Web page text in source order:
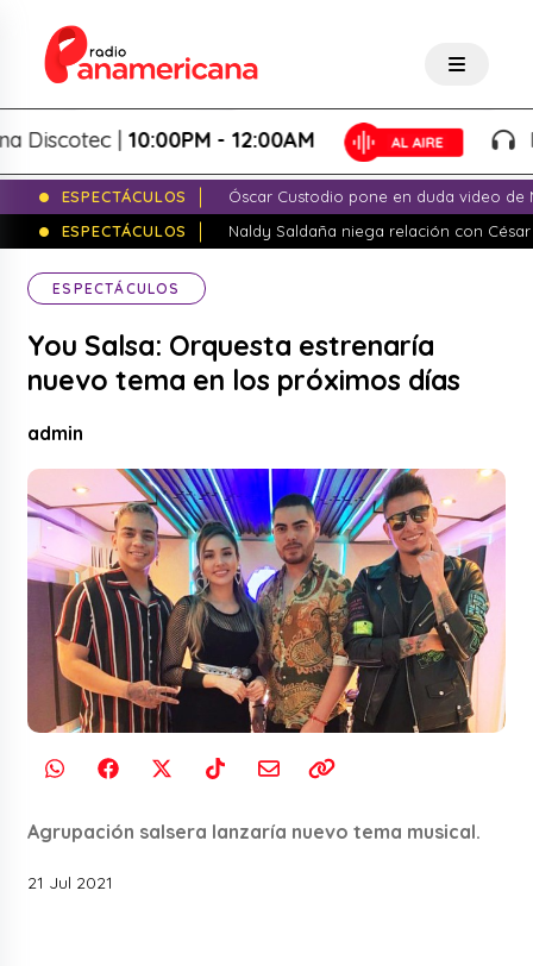
|10:00PM - 12:00AM
ESPECTÁCULOS
Óscar Custodio pone en duda video de
ESPECTÁCULOS
Naldy Saldaña niega relación con
ESPECTÁCULOS
You Salsa: Orquesta estrenaría
nuevo tema en los próximos días
admin
Agrupación salsera lanzaría nuevo tema musical.
21 Jul 2021